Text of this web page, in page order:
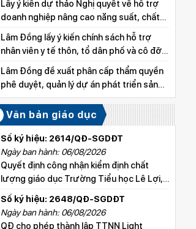
Lấy ý kiến dự thảo Nghị quyết về hỗ trợ
doanh nghiệp nâng cao năng suất, chất
lượng sản phẩm
Lâm Đồng lấy ý kiến chính sách hỗ trợ
nhân viên y tế thôn, tổ dân phố và cô đỡ
thôn, bản
Lâm Đồng đề xuất phân cấp thẩm quyền
phê duyệt, quản lý dự án phát triển sản
xuất thuộc các chương trình mục tiêu
quốc gia
Văn bản giáo dục
Số ký hiệu: 2614/QĐ-SGDĐT
Ngày ban hành: 06/08/2026
Quyết định công nhận kiểm định chất
lượng giáo dục Trường Tiểu học Lê Lợi,
xã Hoài Đức
Số ký hiệu: 2648/QĐ-SGDĐT
Ngày ban hành: 06/08/2026
QĐ cho phép thành lập TTNN Light